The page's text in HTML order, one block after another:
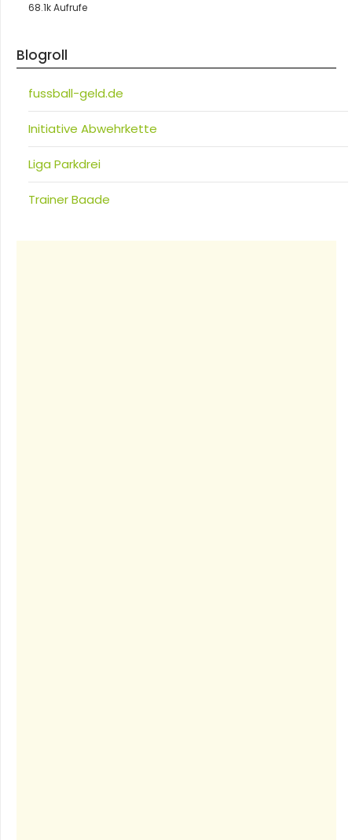
68.1k Aufrufe
Blogroll
fussball-geld.de
Initiative Abwehrkette
Liga Parkdrei
Trainer Baade